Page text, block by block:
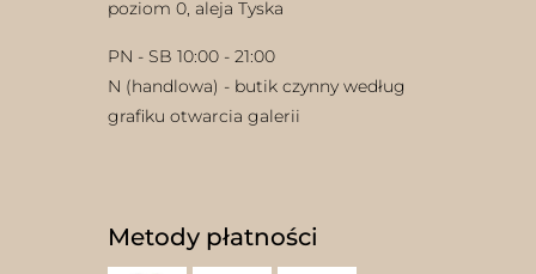
poziom 0, aleja Tyska
PN - SB 10:00 - 21:00
N (handlowa) - butik czynny według
grafiku otwarcia galerii
Metody płatności